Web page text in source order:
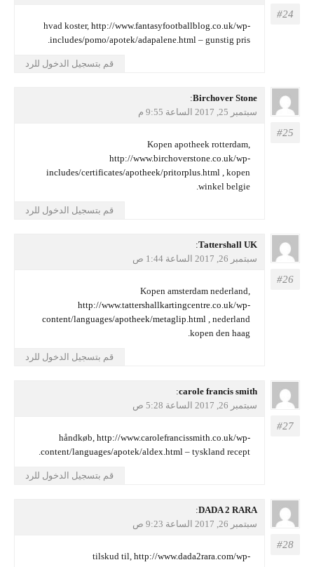
hvad koster,http://www.fantasyfootballblog.co.uk/wp-
includes/pomo/apotek/adapalene.html– gunstig pris.
قم بتسجيل الدخول للرد
يقول
Birchover Stone
:
سبتمبر 25, 2017 الساعة 9:55 م
Kopen apotheek rotterdam,
http://www.birchoverstone.co.uk/wp-
includes/certificates/apotheek/pritorplus.html
winkel belgie.
قم بتسجيل الدخول للرد
يقول
Tattershall UK
:
سبتمبر 26, 2017 الساعة 1:44 ص
Kopen amsterdam nederland,
http://www.tattershallkartingcentre.co.uk/wp-
content/languages/apotheek/metaglip.html, nederland
kopen den haag.
قم بتسجيل الدخول للرد
يقول
carole francis smith
:
سبتمبر 26, 2017 الساعة 5:28 ص
håndkøb,http://www.carolefrancissmith.co.uk/wp-
content/languages/apotek/aldex.html– tyskland recept.
قم بتسجيل الدخول للرد
يقول
DADA 2 RARA
:
سبتمبر 26, 2017 الساعة 9:23 ص
tilskud til,http://www.dada2rara.com/wp-